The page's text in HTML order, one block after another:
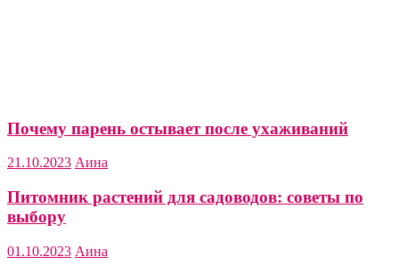
Почему парень остывает после ухаживаний
21.10.2023 Аина
Питомник растений для садоводов: советы по
выбору
01.10.2023 Аина